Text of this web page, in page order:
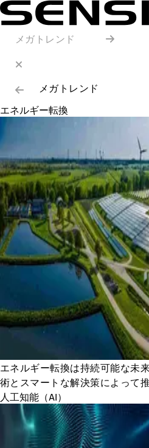
メガトレンド
メガトレンド
エネルギー転換
エネルギー転換は持続可能な未
術とスマートな解決策によって
人工知能（AI）